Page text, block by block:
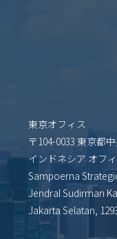
東京オフィス
〒104-0033 東京都
インドネシア オフ
Sampoerna
Jendral Sudirman
Jakarta Selatan,